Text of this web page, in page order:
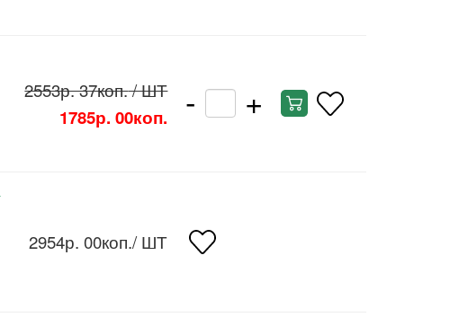
2553р. 37коп./ ШТ
1785р. 00коп. - +
2954р. 00коп./ ШТ